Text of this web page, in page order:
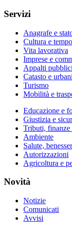
Servizi
Anagrafe e
Cultura e
Vita lavorativa
Imprese e
Appalti pubblici
Catasto e
Turismo
Mobilità e
Educazione e
Giustizia e
Tributi, finanze
Ambiente
Salute,
Autorizzazioni
Agricoltura e
Novità
Notizie
Comunicati
Avvisi